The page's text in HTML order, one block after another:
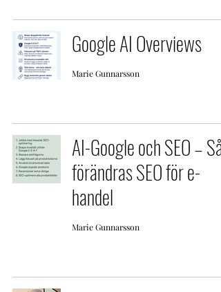
Google AI Overviews
Marie Gunnarsson
AI-Google och SEO – Så
förändras SEO för e-
handel
Marie Gunnarsson